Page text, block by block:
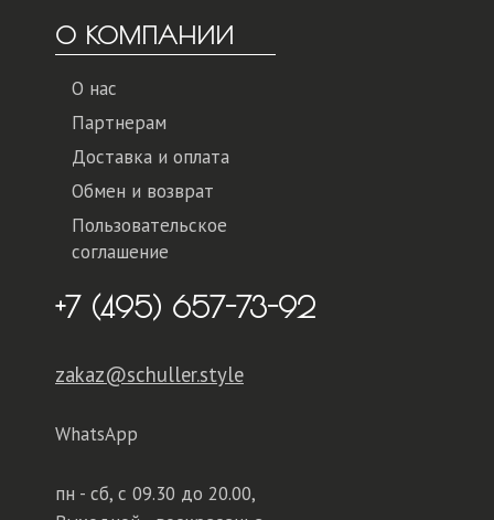
О КОМПАНИИ
О нас
Партнерам
Доставка и оплата
Обмен и возврат
Пользовательское
соглашение
+7 (495) 657-73-92
zakaz@schuller.style
WhatsApp
пн - сб, с 09.30 до 20.00,